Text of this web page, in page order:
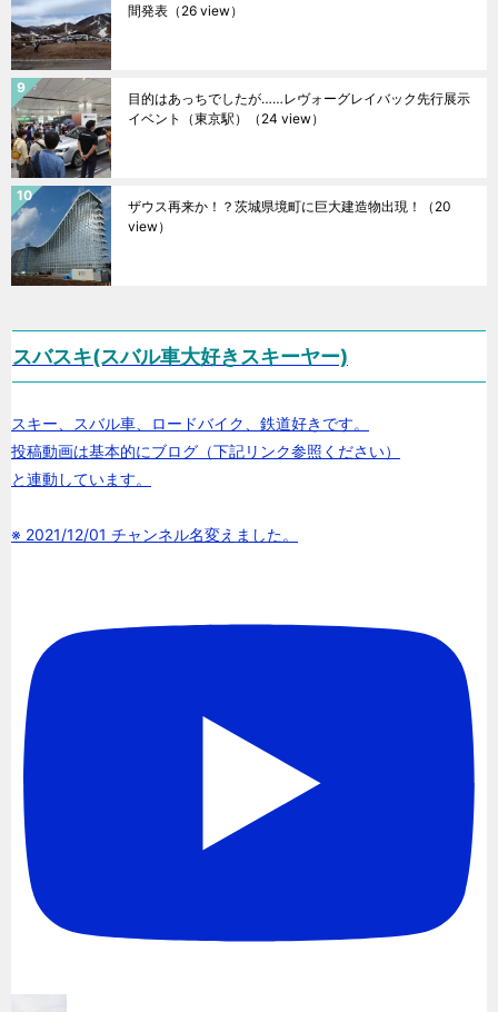
間発表 （26 view）
目的はあっちでしたが……レヴォーグレイバック先行展示
イベント（東京駅）
（24 view）
ザウス再来か！？茨城県境町に巨大建造物出現！
（20
view）
スバスキ(スバル車大好きスキーヤー)
スキー、スバル車、ロードバイク、鉄道好きです。
投稿動画は基本的にブログ（下記リンク参照ください）
と連動しています。
※ 2021/12/01 チャンネル名変えました。